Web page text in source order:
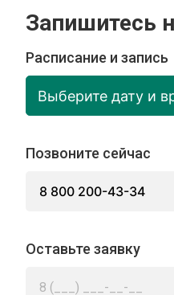
Запишитесь
Расписание и запись
Выберите дату и
Позвоните сейчас
8 800 200-43-34
Оставьте заявку